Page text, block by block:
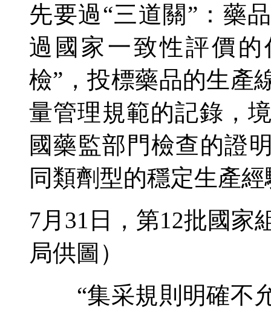
先要過“三道關”：藥
過國家一致性評價
檢”，投標藥品的生產
量管理規範的記錄，
國藥監部門檢查的證
同類劑型的穩定生產
7月31日，第12批國家
局供圖）
“集采規則明確不允